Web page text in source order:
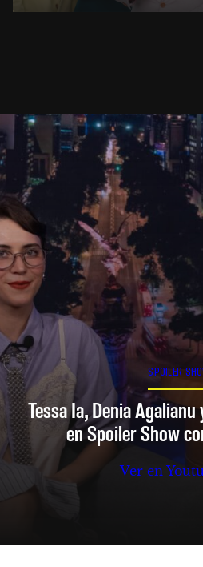
SPOILER
Tessa Ia, Denia
en Spoiler Show
Ver en